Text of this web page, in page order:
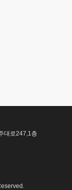
대로247,1층